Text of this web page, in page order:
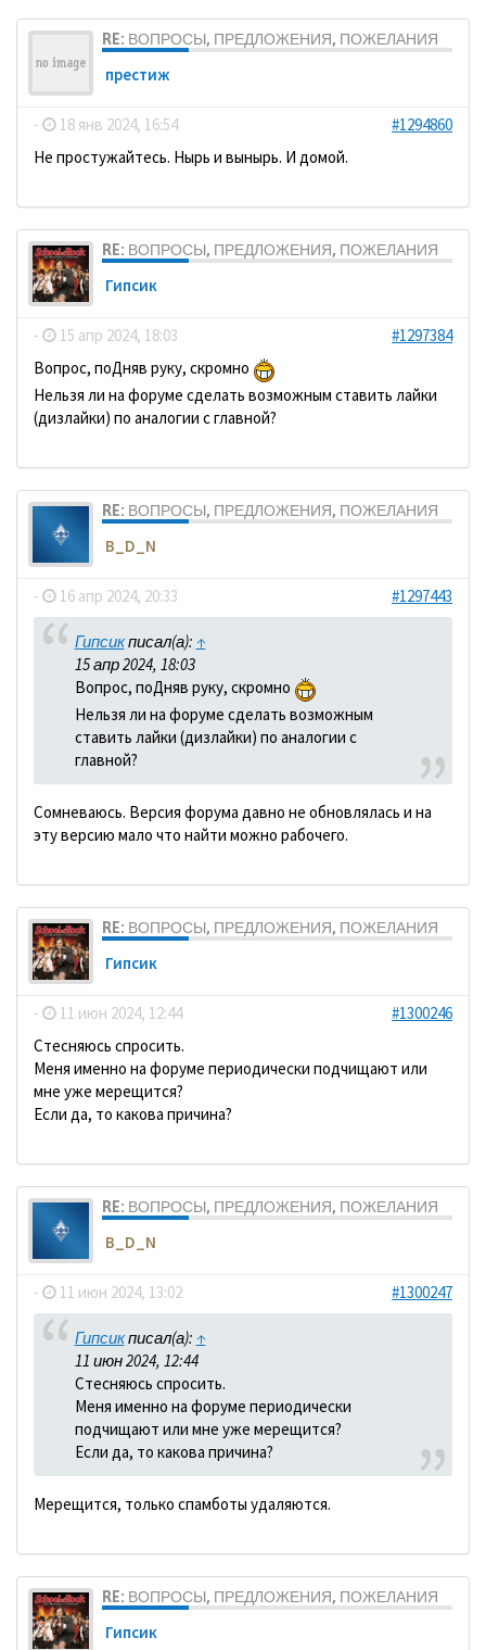
RE: ВОПРОСЫ, ПРЕДЛОЖЕНИЯ, ПОЖЕЛАНИЯ
престиж
- 18 янв 2024, 16:54
#1294860
Не простужайтесь. Нырь и вынырь. И домой.
RE: ВОПРОСЫ, ПРЕДЛОЖЕНИЯ, ПОЖЕЛАНИЯ
Гипсик
- 15 апр 2024, 18:03
#1297384
Вопрос, поДняв руку, скромно
Нельзя ли на форуме сделать возможным ставить лайки
(дизлайки) по аналогии с главной?
RE: ВОПРОСЫ, ПРЕДЛОЖЕНИЯ, ПОЖЕЛАНИЯ
B_D_N
- 16 апр 2024, 20:33 #1297443
Гипсикписал(а): ↑
15 апр 2024, 18:03
Вопрос, поДняв руку, скромно
Нельзя ли на форуме сделать возможным
ставить лайки (дизлайки) по аналогии с
главной?
Сомневаюсь. Версия форума давно не обновлялась и на
эту версию мало что найти можно рабочего.
RE: ВОПРОСЫ, ПРЕДЛОЖЕНИЯ, ПОЖЕЛАНИЯ
Гипсик
- 11 июн 2024, 12:44
#1300246
Стесняюсь спросить.
Меня именно на форуме периодически подчищают или
мне уже мерещится?
Если да, то какова причина?
RE: ВОПРОСЫ, ПРЕДЛОЖЕНИЯ, ПОЖЕЛАНИЯ
B_D_N
- 11 июн 2024, 13:02 #1300247
Гипсикписал(а): ↑
11 июн 2024, 12:44
Стесняюсь спросить.
Меня именно на форуме периодически
подчищают или мне уже мерещится?
Если да, то какова причина?
Мерещится, только спамботы удаляются.
RE: ВОПРОСЫ, ПРЕДЛОЖЕНИЯ, ПОЖЕЛАНИЯ
Гипсик